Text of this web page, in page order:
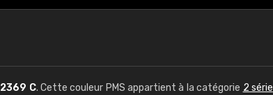
2369 C. Cette couleur PMS appartient à la catégorie 2 série